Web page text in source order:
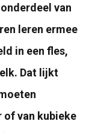
van
leren ermee
in een fles,
Dat lijkt
van kubieke